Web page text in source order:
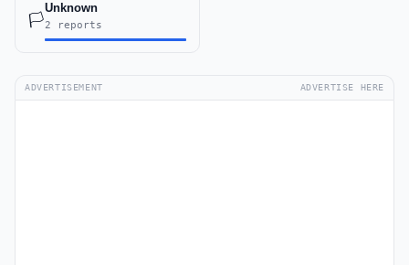
🏳️
Unknown
2 reports
ADVERTISEMENT ADVERTISE HERE